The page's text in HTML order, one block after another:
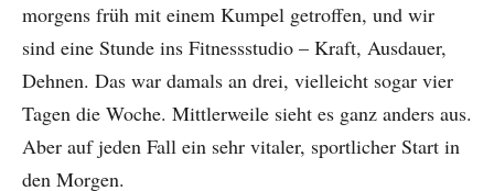
morgens früh mit einem Kumpel getroffen, und wir
sind eine Stunde ins Fitnessstudio – Kraft, Ausdauer,
Dehnen. Das war damals an drei, vielleicht sogar vier
Tagen die Woche. Mittlerweile sieht es ganz anders aus.
Aber auf jeden Fall ein sehr vitaler, sportlicher Start in
den Morgen.